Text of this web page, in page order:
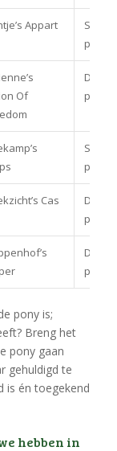
Appart
pony
Of
pony
pony
Cas
pony
pony
pony is;
Breng het
pony gaan
gehuldigd te
is én toegekend
hebben in